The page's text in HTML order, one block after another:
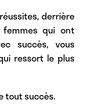
derrière
qui ont
succès, vous
ressort le plus
tout succès.